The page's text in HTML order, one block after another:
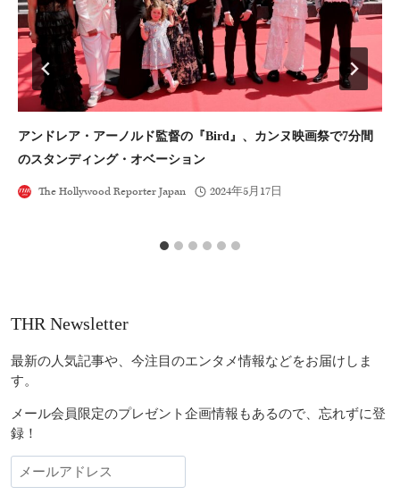
アンドレア・アーノルド監督の『Bird』、カンヌ映画祭で7分間
のスタンディング・オベーション
The Hollywood Reporter Japan 2024年5月17日
THR Newsletter
最新の人気記事や、今注目のエンタメ情報などをお届けしま
す。
メール会員限定のプレゼント企画情報もあるので、忘れずに登
録！